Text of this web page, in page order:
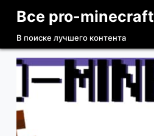
П
р
е
и
Все pro-minecraft
В поиске лучшего контента